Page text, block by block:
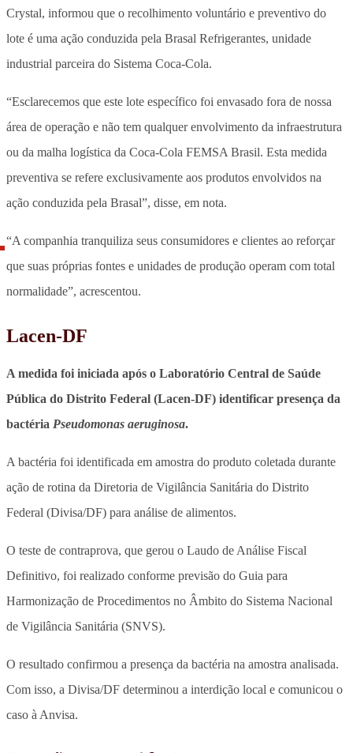
Crystal, informou que o recolhimento voluntário e preventivo do
lote é uma ação conduzida pela Brasal Refrigerantes, unidade
industrial parceira do Sistema Coca-Cola.
“Esclarecemos que este lote específico foi envasado fora de nossa
área de operação e não tem qualquer envolvimento da infraestrutura
ou da malha logística da Coca-Cola FEMSA Brasil. Esta medida
preventiva se refere exclusivamente aos produtos envolvidos na
ação conduzida pela Brasal”, disse, em nota.
“A companhia tranquiliza seus consumidores e clientes ao reforçar
que suas próprias fontes e unidades de produção operam com total
normalidade”, acrescentou.
Lacen-DF
A medida foi iniciada após o Laboratório Central de Saúde
Pública do Distrito Federal (Lacen-DF) identificar presença da
bactéria Pseudomonas aeruginosa.
A bactéria foi identificada em amostra do produto coletada durante
ação de rotina da Diretoria de Vigilância Sanitária do Distrito
Federal (Divisa/DF) para análise de alimentos.
O teste de contraprova, que gerou o Laudo de Análise Fiscal
Definitivo, foi realizado conforme previsão do Guia para
Harmonização de Procedimentos no Âmbito do Sistema Nacional
de Vigilância Sanitária (SNVS).
O resultado confirmou a presença da bactéria na amostra analisada.
Com isso, a Divisa/DF determinou a interdição local e comunicou o
caso à Anvisa.